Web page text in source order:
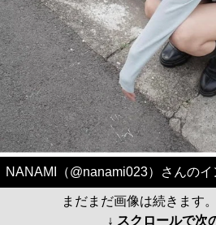
NANAMI（@nanami023）さんのイ
まだまだ画像は続きます
↓ スクロールで次